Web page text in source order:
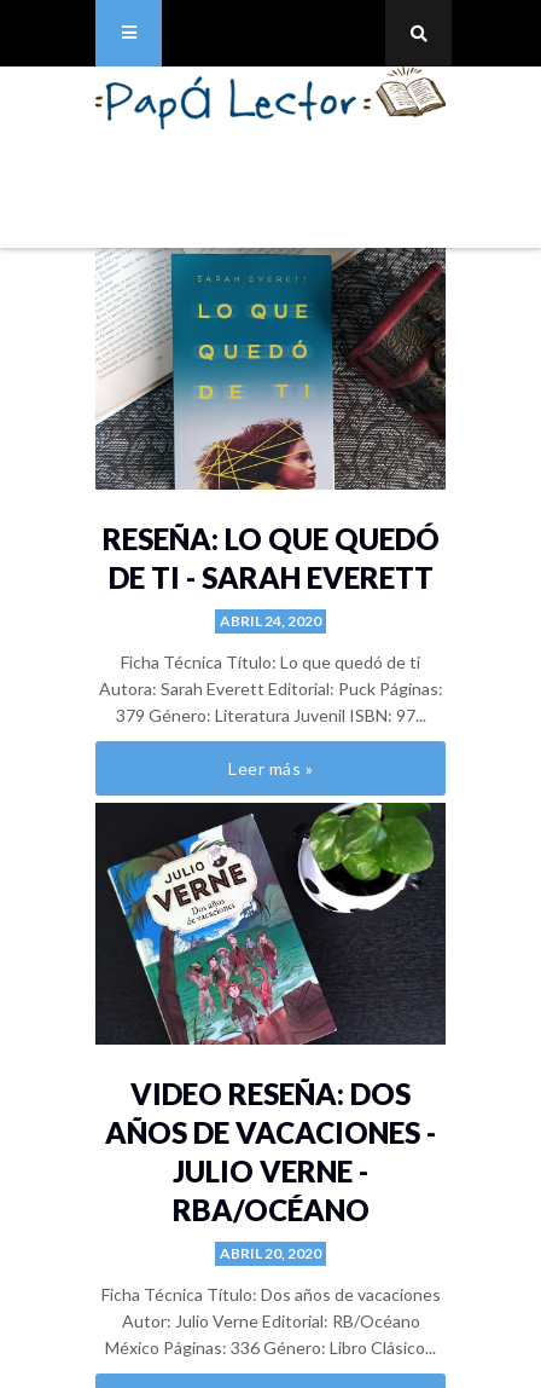
RESEÑA: LO QUE QUEDÓ
DE TI - SARAH EVERETT
ABRIL 24, 2020
Ficha Técnica Título: Lo que quedó de ti
Autora: Sarah Everett Editorial: Puck Páginas:
379 Género: Literatura Juvenil ISBN: 97...
Leer más »
VIDEO RESEÑA: DOS
AÑOS DE VACACIONES -
JULIO VERNE -
RBA/OCÉANO
ABRIL 20, 2020
Ficha Técnica Título: Dos años de vacaciones
Autor: Julio Verne Editorial: RB/Océano
México Páginas: 336 Género: Libro Clásico...